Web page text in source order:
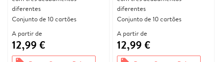
diferentes
Conjunto de 10 cartões
A partir de
12,99 €
diferentes
Conjunto de 10 cartões
A partir de
12,99 €